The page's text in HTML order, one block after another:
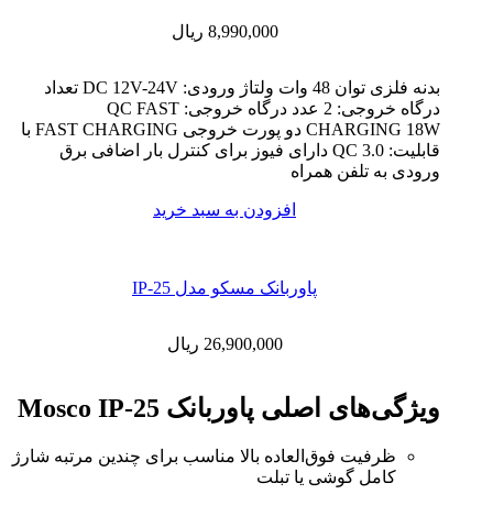
8,990,000 ریال
بدنه فلزی توان 48 وات ولتاژ ورودی: DC 12V-24V تعداد
درگاه خروجی: 2 عدد درگاه خروجی: QC FAST
CHARGING 18W دو پورت خروجی FAST CHARGING با
قابلیت: QC 3.0 دارای فیوز برای کنترل بار اضافی برق
ورودی به تلفن همراه
افزودن به سبد خرید
پاوربانک مسکو مدل IP-25
26,900,000 ریال
ویژگی‌های اصلی پاوربانک Mosco IP-25
ظرفیت فوق‌العاده بالا مناسب برای چندین مرتبه شارژ
کامل گوشی یا تبلت